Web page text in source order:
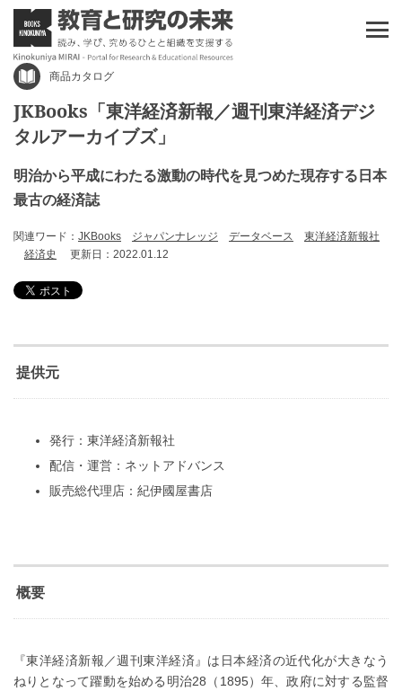
商品カタログ
JKBooks「東洋経済新報／週刊東洋経済デジ
タルアーカイブズ」
明治から平成にわたる激動の時代を見つめた現存する日本
最古の経済誌
関連ワード： JKBooks ジャパンナレッジ データベース
東洋経済新報社
経済史
更新日：2022.01.12
提供元
発行：東洋経済新報社
配信・運営：ネットアドバンス
販売総代理店：紀伊國屋書店
概要
『東洋経済新報／週刊東洋経済』は日本経済の近代化が大きなう
ねりとなって躍動を始める明治28（1895）年、政府に対する監督